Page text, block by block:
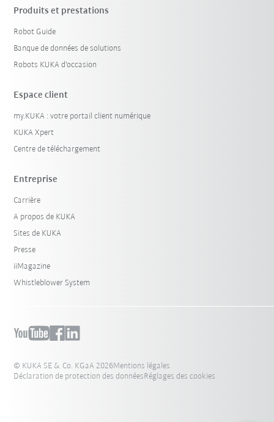
Réinitialiser le filtre
Produits et prestations
Robot Guide
Banque de données de solutions
Robots KUKA d'occasion
Espace client
my.KUKA : votre portail client numérique
KUKA Xpert
Centre de téléchargement
Entreprise
Carrière
A propos de KUKA
Sites de KUKA
Presse
iiMagazine
Whistleblower System
© KUKA SE & Co. KGaA 2026Mentions légales
Déclaration de protection des donnéesRéglages des cookies